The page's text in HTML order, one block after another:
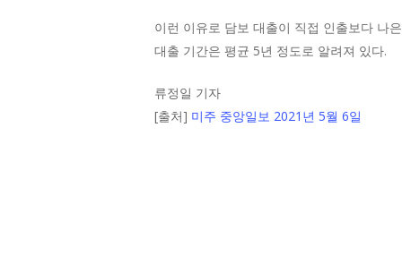
이런 이유로 담보 대출이 직접 인출보다 나
대출 기간은 평균 5년 정도로 알려져 있다.
류정일 기자
[출처] 미주 중앙일보 2021년 5월 6일